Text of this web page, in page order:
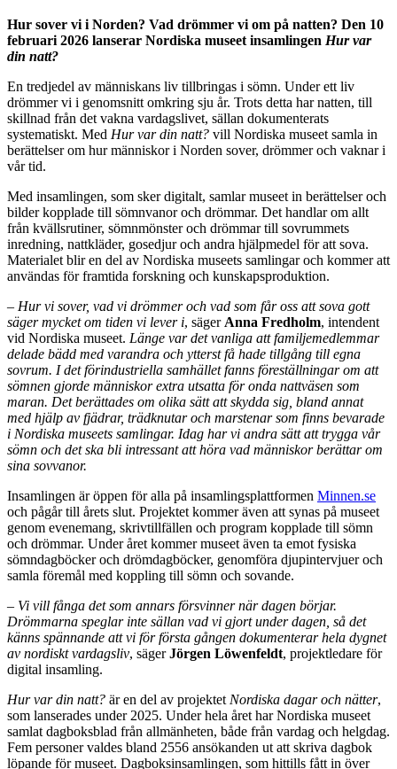
Hur sover vi i Norden? Vad drömmer vi om på natten? Den 10
februari 2026 lanserar Nordiska museet insamlingen Hur var
din natt?
En tredjedel av människans liv tillbringas i sömn. Under ett liv
drömmer vi i genomsnitt omkring sju år. Trots detta har natten, till
skillnad från det vakna vardagslivet, sällan dokumenterats
systematiskt. Med Hur var din natt? vill Nordiska museet samla in
berättelser om hur människor i Norden sover, drömmer och vaknar i
vår tid.
Med insamlingen, som sker digitalt, samlar museet in berättelser och
bilder kopplade till sömnvanor och drömmar. Det handlar om allt
från kvällsrutiner, sömnmönster och drömmar till sovrummets
inredning, nattkläder, gosedjur och andra hjälpmedel för att sova.
Materialet blir en del av Nordiska museets samlingar och kommer att
användas för framtida forskning och kunskapsproduktion.
– Hur vi sover, vad vi drömmer och vad som får oss att sova gott
säger mycket om tiden vi lever i, säger Anna Fredholm, intendent
vid Nordiska museet. Länge var det vanliga att familjemedlemmar
delade bädd med varandra och ytterst få hade tillgång till egna
sovrum. I det förindustriella samhället fanns föreställningar om att
sömnen gjorde människor extra utsatta för onda nattväsen som
maran. Det berättades om olika sätt att skydda sig, bland annat
med hjälp av fjädrar, trädknutar och marstenar som finns bevarade
i Nordiska museets samlingar. Idag har vi andra sätt att trygga vår
sömn och det ska bli intressant att höra vad människor berättar om
sina sovvanor.
Insamlingen är öppen för alla på insamlingsplattformen Minnen.se
och pågår till årets slut. Projektet kommer även att synas på museet
genom evenemang, skrivtillfällen och program kopplade till sömn
och drömmar. Under året kommer museet även ta emot fysiska
sömndagböcker och drömdagböcker, genomföra djupintervjuer och
samla föremål med koppling till sömn och sovande.
– Vi vill fånga det som annars försvinner när dagen börjar.
Drömmarna speglar inte sällan vad vi gjort under dagen, så det
känns spännande att vi för första gången dokumenterar hela dygnet
av nordiskt vardagsliv, sägerJörgen Löwenfeldt, projektledare för
digital insamling.
Hur var din natt? är en del av projektet Nordiska dagar och nätter,
som lanserades under 2025. Under hela året har Nordiska museet
samlat dagboksblad från allmänheten, både från vardag och helgdag.
Fem personer valdes bland 2556 ansökanden ut att skriva dagbok
löpande för museet. Dagboksinsamlingen, som hittills fått in över